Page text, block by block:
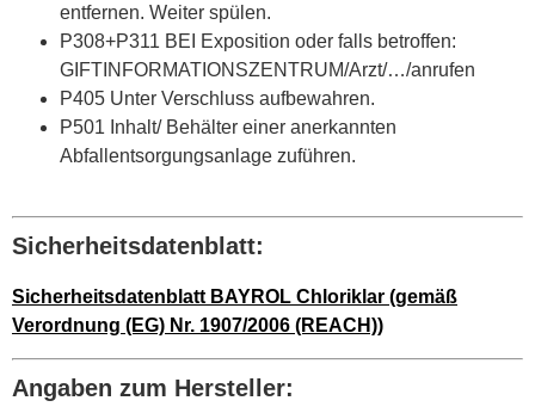
entfernen. Weiter spülen.
P308+P311 BEI Exposition oder falls betroffen:
GIFTINFORMATIONSZENTRUM/Arzt/…/anrufen
P405 Unter Verschluss aufbewahren.
P501 Inhalt/ Behälter einer anerkannten
Abfallentsorgungsanlage zuführen.
Sicherheitsdatenblatt:
Sicherheitsdatenblatt BAYROL Chloriklar (gemäß
Verordnung (EG) Nr. 1907/2006 (REACH))
Angaben zum Hersteller: